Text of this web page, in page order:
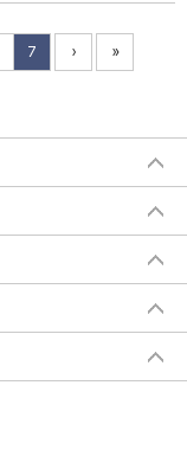
7 › »